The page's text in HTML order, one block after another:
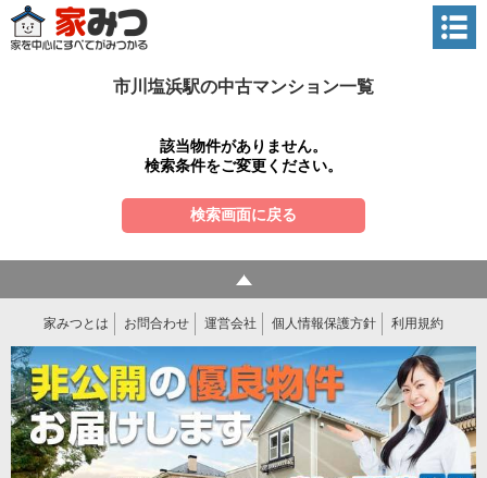
市川塩浜駅の中古マンション一覧
該当物件がありません。
検索条件をご変更ください。
検索画面に戻る
家みつとは お問合わせ 運営会社 個人情報保護方針 利用規約